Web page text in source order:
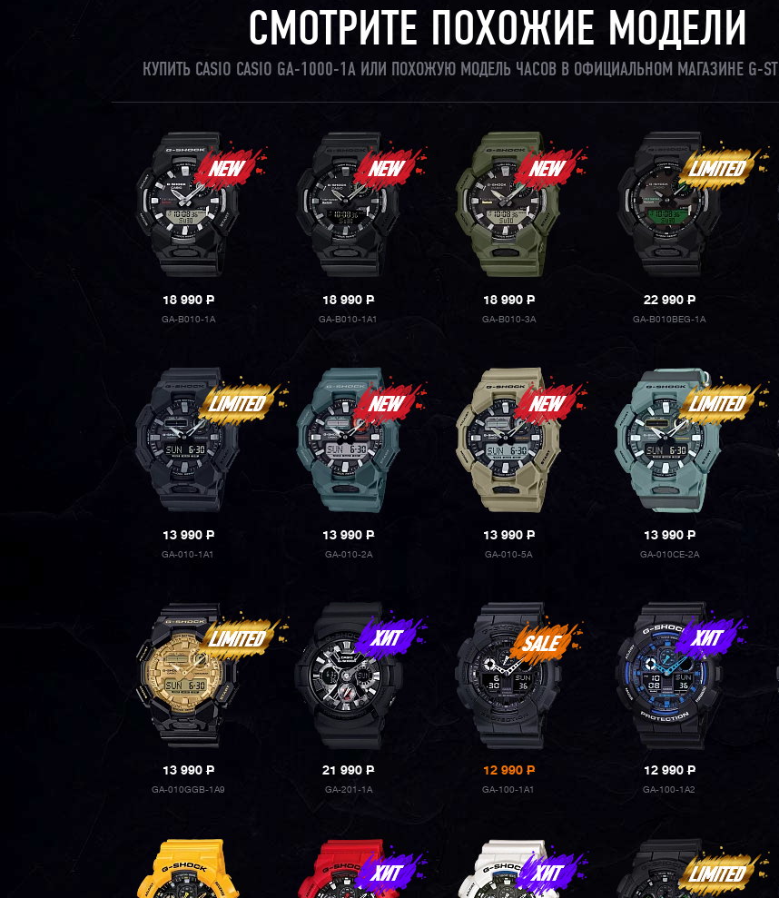
СМОТРИТЕ ПОХОЖИЕ МОДЕЛИ
КУПИТЬ CASIO CASIO GA-1000-1A ИЛИ ПОХОЖУЮ МОДЕЛЬ ЧАСОВ В ОФИЦИАЛЬНОМ МАГАЗИНЕ G-
18 990P
GA-B010-1A
18 990P
GA-B010-1A1
18 990 P
GA-B010-3A
22 990P
GA-B010BEG-1A
13 990P
GA-010-1A1
13 990P
GA-010-2A
13 990 P
GA-010-5A
13 990P
GA-010CE-2A
13 990P
GA-010GGB-1A9
21 990P
GA-201-1A
12 990 P
GA-100-1A1
12 990P
GA-100-1A2